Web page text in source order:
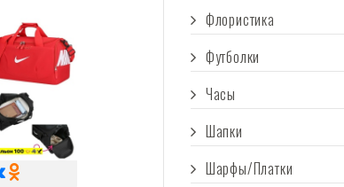
Флористика
Футболки
Часы
Шапки
Шарфы/Платки